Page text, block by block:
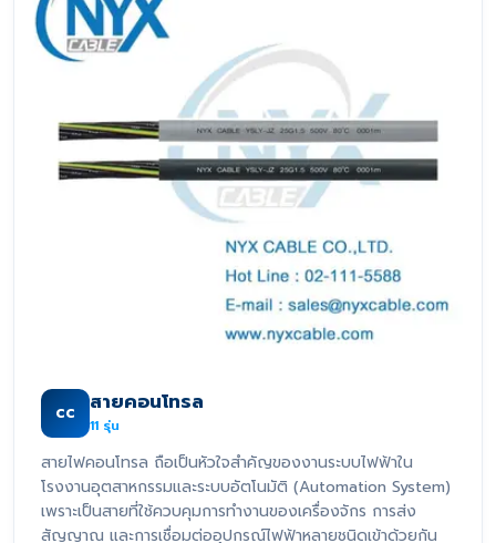
CC สายคอนโทรล
11 รุ่น
สายไฟคอนโทรล ถือเป็นหัวใจสำคัญของงานระบบไฟฟ้าใน
โรงงานอุตสาหกรรมและระบบอัตโนมัติ (Automation System)
เพราะเป็นสายที่ใช้ควบคุมการทำงานของเครื่องจักร การส่ง
สัญญาณ และการเชื่อมต่ออุปกรณ์ไฟฟ้าหลายชนิดเข้าด้วยกัน